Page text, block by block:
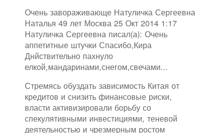
Очень завораживающе Натуличка Сергеевна
Наталья 49 лет Москва 25 Окт 2014 1:17
Натуличка Сергеевна писал(а): Очень
аппетитные штучки Спасибо,Кира
Днйствительно пахнуло
елкой,мандаринами,снегом,свечами...
Стремясь обуздать зависимость Китая от
кредитов и снизить финансовые риски,
власти активизировали борьбу со
спекулятивными инвестициями, теневой
деятельностью и чрезмерным ростом